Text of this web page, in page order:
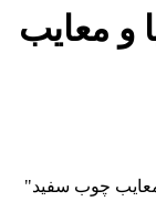
و معایب
چوب سفید"